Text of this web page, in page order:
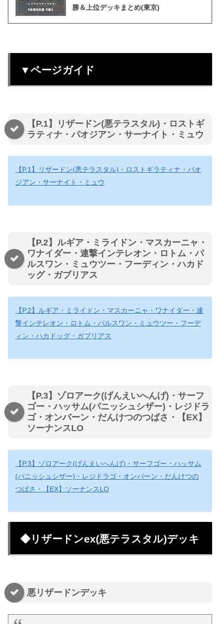
勝＆上位デッキまとめ(東京)
▼ページガイド
【P.1】リザードン(悪テラスタル)・ロストギ
ラティナ・パオジアン・サーナイト・ミュウ
【P.1】リザードン(悪テラスタル)・ロストギラティナ・パオ
ジアン・サーナイト・ミュウ
【P.2】ルギア・ミライドン・マスカーニャ・
ワナイダー・連撃インテレオン・ロトム・パ
ルスワン・ミュウツー・フーディン・ハカド
ッグ・ガブリアス
【P.2】ルギア・ミライドン・マスカーニャ・ワナイダー・連
撃インテレオン・ロトム・パルスワン・ミュウツー・フーデ
ィン・ハカドッグ・ガブリアス
【P.3】ゾロアーク(げんえいへんげ)・サーフ
ゴー・ハッサム(パニッシュシザー)・レジドラ
ゴ・オンバーン・だんけつのつばさ・【EX】
ソーナンスLO
【P.3】ゾロアーク(げんえいへんげ)・サーフゴー・ハッサム
(パニッシュシザー)・レジドラゴ・オンバーン・だんけつの
つばさ・【EX】ソーナンスLO
◆リザードンex(悪テラスタル)デッキ
悪リザードンデッキ